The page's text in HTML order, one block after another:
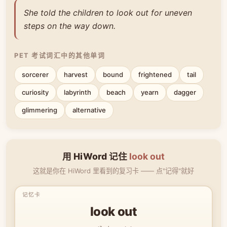
She told the children to look out for uneven
steps on the way down.
PET 考试词汇中的其他单词
sorcerer harvest bound frightened tail
curiosity labyrinth beach yearn dagger
glimmering alternative
用 HiWord 记住 look out
这就是你在 HiWord 里看到的复习卡 —— 点"记得"就好
look out